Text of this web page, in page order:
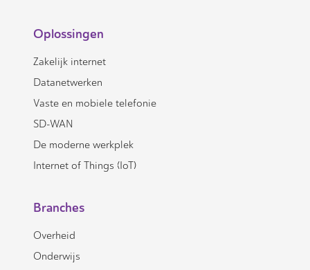
Oplossingen
Zakelijk internet
Datanetwerken
Vaste en mobiele telefonie
SD-WAN
De moderne werkplek
Internet of Things (IoT)
Branches
Overheid
Onderwijs